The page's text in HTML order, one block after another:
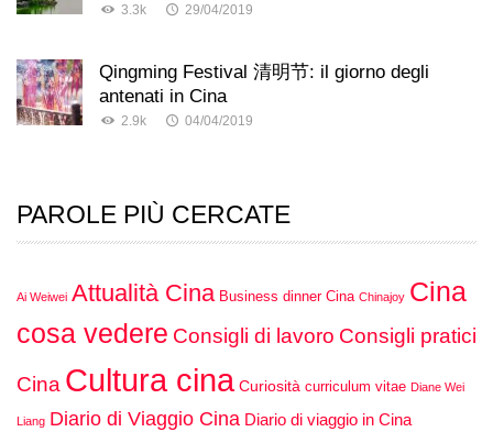
3.3k 29/04/2019
Qingming Festival 清明节: il giorno degli
antenati in Cina
2.9k 04/04/2019
PAROLE PIÙ CERCATE
Ai Weiwei Attualità Cina Business dinner Cina Chinajoy Cina
cosa vedere Consigli di lavoro Consigli pratici
Cina Cultura cina Curiosità curriculum vitae Diane Wei
Liang Diario di Viaggio Cina Diario di viaggio in Cina